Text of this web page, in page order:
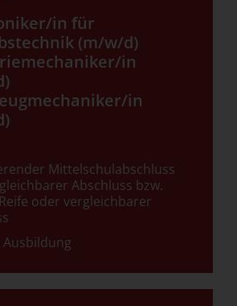
in für
(m/w/d)
in
in
Mittelschulabschluss
Abschluss bzw.
oder vergleichbarer
Ausbildung